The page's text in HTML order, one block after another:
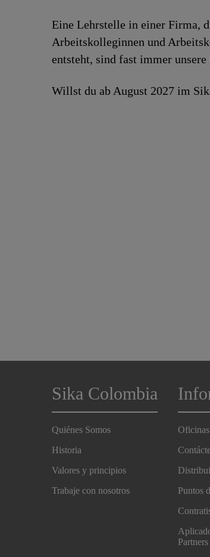
Eine Lehrstelle in einer Firma,
Arbeitskolleginnen und
entsteht, sind fast immer
Willst du ab August 2027 im
Sika Colombia
Quiénes Somos
Historia
Valores y principios
Trabaje con nosotros
Puntos